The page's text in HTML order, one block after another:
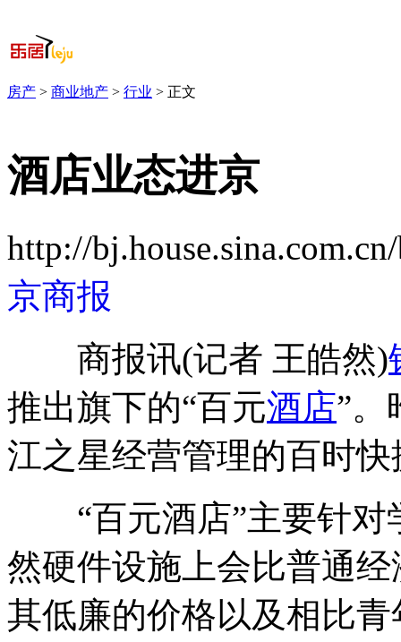
房产 > 商业地产 > 行业 > 正文
酒店业态进京
http://
京商报
商报讯(记者 王皓然)
推出旗下的“百元酒店”。
江之星经营管理的百时快
“百元酒店”主要针对
然硬件设施上会比普通
其低廉的价格以及相比